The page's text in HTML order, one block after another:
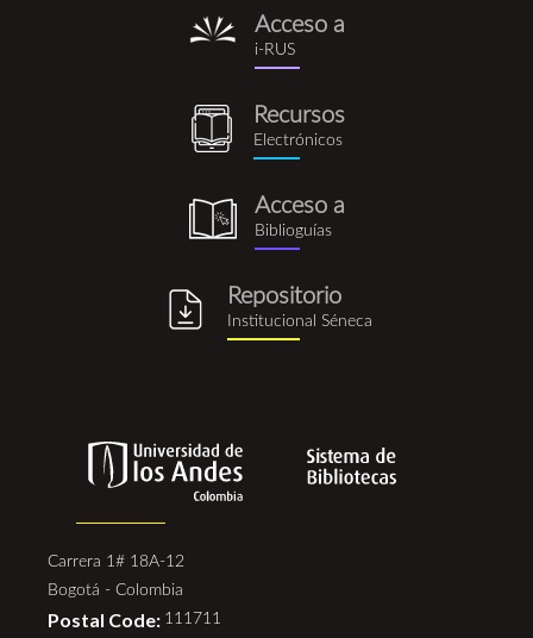
i-
rus.png
Acceso a
i-RUS
recursos_electronicos.png
Recursos
Electrónicos
biblioguia.png
Acceso a
Biblioguías
Repositorio
Institucional Séneca
Carrera 1# 18A-12
Bogotá - Colombia
Postal Code: 111711